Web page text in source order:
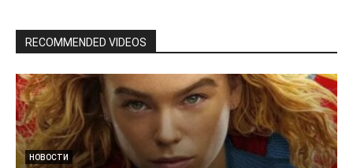
RECOMMENDED VIDEOS
НОВОСТИ